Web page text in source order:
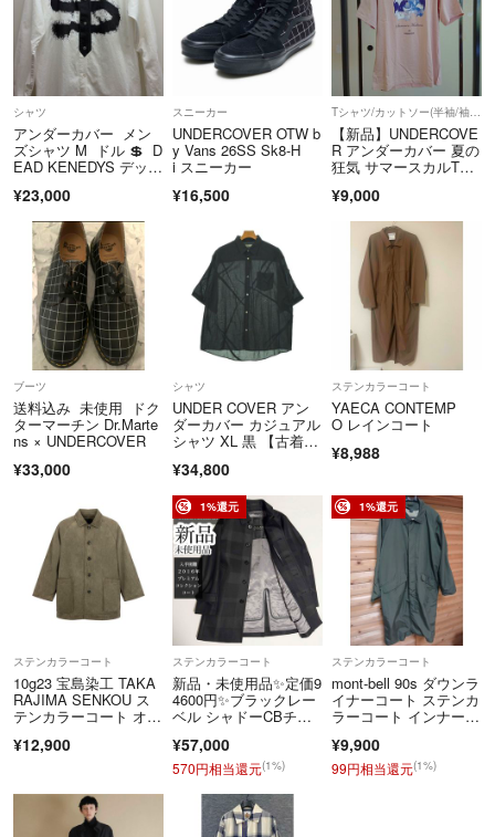
シャツ
アンダーカバー メン
ズシャツ M ドル 💲 D
EAD KENEDYS デッド
¥23,000
スニーカー
UNDERCOVER OTW b
y Vans 26SS Sk8-H
i スニーカー
¥16,500
Tシャツ/カットソー(半袖/袖なし)
【新品】UNDERCOVE
R アンダーカバー 夏の
狂気 サマースカルTシ
¥9,000
ブーツ
送料込み 未使用 ドク
ターマーチン Dr.Marte
ns × UNDERCOVER
¥33,000
シャツ
UNDER COVER アン
ダーカバー カジュアル
シャツ XL 黒 【古着】
¥34,800
ステンカラーコート
YAECA CONTEMP
O レインコート
¥8,988
ステンカラーコート
10g23 宝島染工 TAKA
RAJIMA SENKOU ス
テンカラーコート オー
ト ブラウン系 コット
¥12,900
1%還元
ステンカラーコート
新品・未使用品✨定価9
4600円✨ブラックレー
ベル シャドーCBチェ
ト S
¥57,000
570円相当還元(1%)
1%還元
ステンカラーコート
mont-bell 90s ダウンラ
イナーコート ステンカ
ラーコート インナーダ
ズ Lサイズ 美品 送料
無料
¥9,900
99円相当還元(1%)